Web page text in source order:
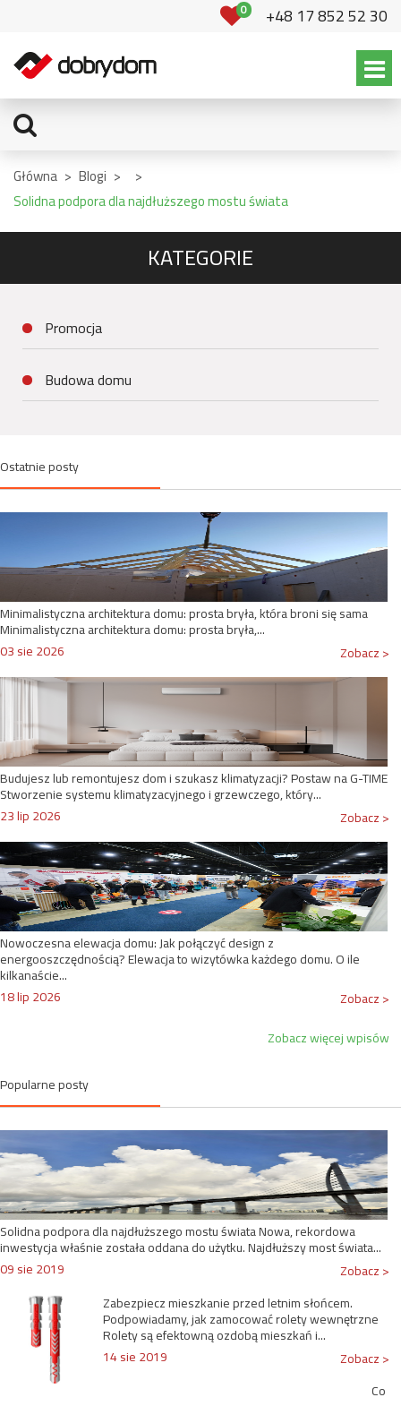
0 +48 17 852 52 30
Główna > Blogi >
>
Solidna podpora dla najdłuższego mostu świata
KATEGORIE
Promocja
Budowa domu
Ostatnie posty
Minimalistyczna architektura domu: prosta bryła, która broni się sama
Minimalistyczna architektura domu: prosta bryła,...
03 sie 2026
Zobacz >
Budujesz lub remontujesz dom i szukasz klimatyzacji? Postaw na G-TIME
Stworzenie systemu klimatyzacyjnego i grzewczego, który...
23 lip 2026
Zobacz >
Nowoczesna elewacja domu: Jak połączyć design z
energooszczędnością? Elewacja to wizytówka każdego domu. O ile
kilkanaście...
18 lip 2026
Zobacz >
Zobacz więcej wpisów
Popularne posty
Solidna podpora dla najdłuższego mostu świata Nowa, rekordowa
inwestycja właśnie została oddana do użytku. Najdłuższy most świata...
09 sie 2019
Zobacz >
Zabezpiecz mieszkanie przed letnim słońcem.
Podpowiadamy, jak zamocować rolety wewnętrzne
Rolety są efektowną ozdobą mieszkań i...
14 sie 2019
Zobacz >
Co